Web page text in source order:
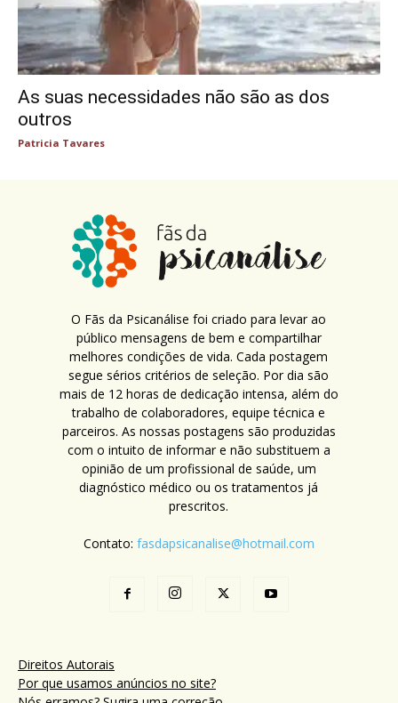
As suas necessidades não são as dos
outros
Patricia Tavares
O Fãs da Psicanálise foi criado para levar ao
público mensagens de bem e compartilhar
melhores condições de vida. Cada postagem
segue sérios critérios de seleção. Por dia são
mais de 12 horas de dedicação intensa, além do
trabalho de colaboradores, equipe técnica e
parceiros. As nossas postagens são produzidas
com o intuito de informar e não substituem a
opinião de um profissional de saúde, um
diagnóstico médico ou os tratamentos já
prescritos.
Contato: fasdapsicanalise@hotmail.com
Direitos Autorais
Por que usamos anúncios no site?